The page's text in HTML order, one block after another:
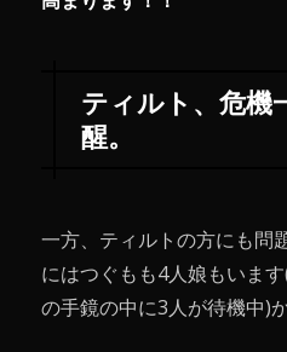
ティルト、危機
醒。
一方、ティルトの方にも問
にはつぐもも4人娘もいま
の手鏡の中に3人が待機中)か